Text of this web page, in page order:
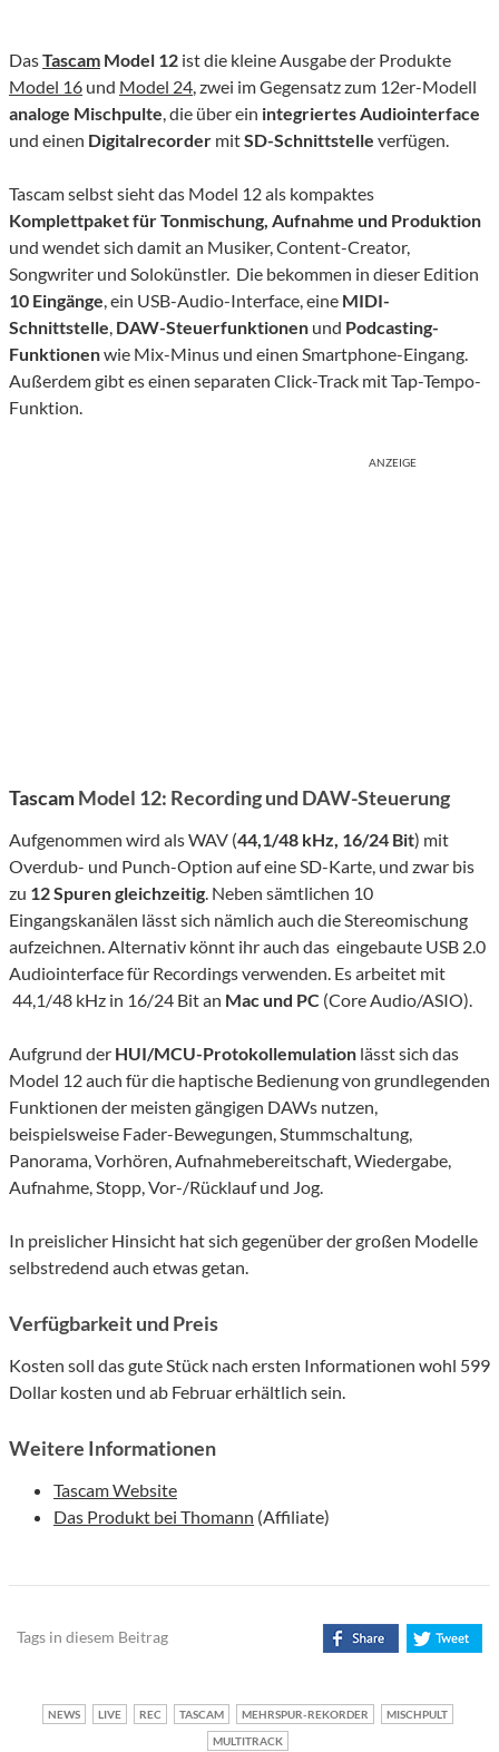
DasTascam Model 12 ist die kleine Ausgabe der Produkte
Model 16 und Model 24, zwei im Gegensatz zum 12er-Modell
analoge Mischpulte, die über ein integriertes Audiointerface
und einen Digitalrecorder mitSD-Schnittstelle verfügen.
Tascam selbst sieht das Model 12 als kompaktes
Komplettpaket für Tonmischung, Aufnahme und Produktion
und wendet sich damit an Musiker, Content-Creator,
Songwriter und Solokünstler. Die bekommen in dieser Edition
10 Eingänge, ein USB-Audio-Interface, eine MIDI-
Schnittstelle, DAW-Steuerfunktionen und Podcasting-
Funktionenwie Mix-Minus und einen Smartphone-Eingang.
Außerdem gibt es einen separaten Click-Track mit Tap-Tempo-
Funktion.
ANZEIGE
TascamModel 12: Recording und DAW-Steuerung
Aufgenommen wird als WAV (44,1/48 kHz, 16/24 Bit) mit
Overdub- und Punch-Option auf eine SD-Karte, und zwar bis
zu 12 Spuren gleichzeitig. Neben sämtlichen 10
Eingangskanälen lässt sich nämlich auch die Stereomischung
aufzeichnen. Alternativ könnt ihr auch das eingebaute USB 2.0
Audiointerface für Recordings verwenden. Es arbeitet mit
44,1/48 kHz in 16/24 Bit an Mac und PC (Core Audio/ASIO).
Aufgrund der HUI/MCU-Protokollemulation lässt sich das
Model 12 auch für die haptische Bedienung von grundlegenden
Funktionen der meisten gängigen DAWs nutzen,
beispielsweise Fader-Bewegungen, Stummschaltung,
Panorama, Vorhören, Aufnahmebereitschaft, Wiedergabe,
Aufnahme, Stopp, Vor-/Rücklauf und Jog.
In preislicher Hinsicht hat sich gegenüber der großen Modelle
selbstredend auch etwas getan.
Verfügbarkeit und Preis
Kosten soll das gute Stück nach ersten Informationen wohl 599
Dollar kosten und ab Februar erhältlich sein.
Weitere Informationen
Tascam Website
Das Produkt bei Thomann (Affiliate)
Tags in diesem Beitrag
NEWS LIVE REC TASCAM MEHRSPUR-REKORDER
MISCHPULT
MULTITRACK